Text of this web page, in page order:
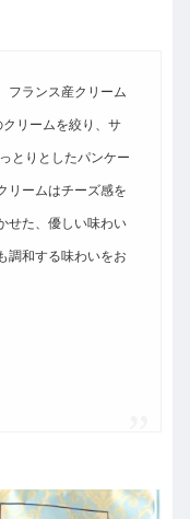
フランス産クリーム
リームを絞り、サ
とりとしたパンケー
リームはチーズ感を
せた、優しい味わい
調和する味わいをお